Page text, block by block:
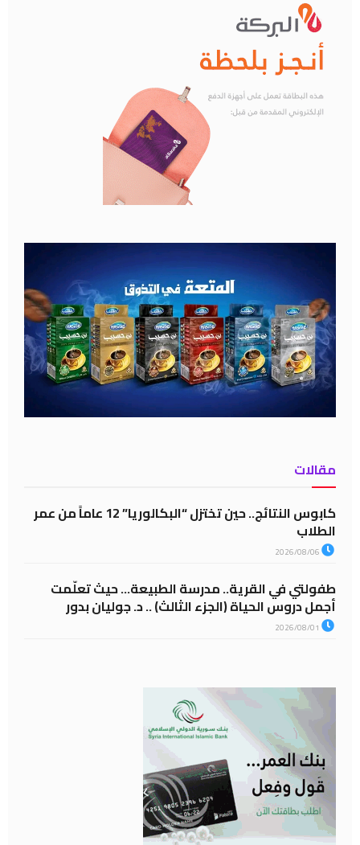
مقالات
كابوس النتائج.. حين تختزل “البكالوريا” 12 عاماً من عمر
الطلاب
طفولتي في القرية.. مدرسة الطبيعة… حيث تعلّمت
أجمل دروس الحياة (الجزء الثالث) .. د. جوليان بدور